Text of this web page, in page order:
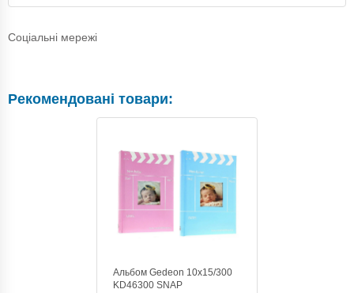
Соціальні мережі
Рекомендовані товари:
Альбом Gedeon 10х15/300
KD46300 SNAP